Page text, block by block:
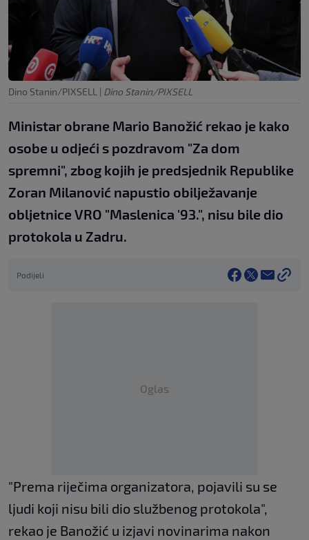
Dino Stanin/PIXSELL | Dino Stanin/PIXSELL
Ministar obrane Mario Banožić rekao je kako
osobe u odjeći s pozdravom "Za dom
spremni", zbog kojih je predsjednik Republike
Zoran Milanović napustio obilježavanje
obljetnice VRO "Maslenica '93.", nisu bile dio
protokola u Zadru.
Podijeli
Oglas
"Prema riječima organizatora, pojavili su se
ljudi koji nisu bili dio službenog protokola",
rekao je Banožić u izjavi novinarima nakon